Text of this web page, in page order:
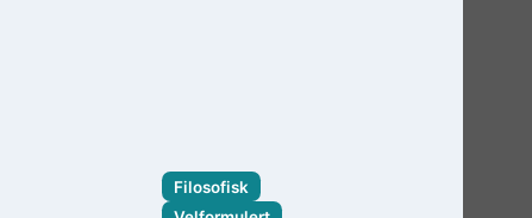
Filosofisk